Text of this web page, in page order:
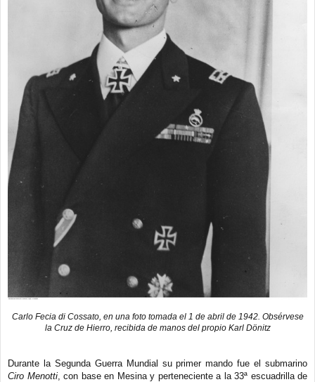
Carlo Fecia di Cossato, en una foto tomada el 1 de abril de 1942. Obsérvese
la Cruz de Hierro, recibida de manos del propio Karl Dönitz
Durante la Segunda Guerra Mundial su primer mando fue el submarino
Ciro Menotti, con base en Mesina y perteneciente a la 33ª escuadrilla de